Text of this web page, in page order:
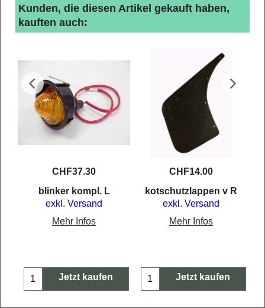
Kunden, die diesen Artikel gekauft haben,
kauften auch:
CHF37.30
blinker kompl. L
exkl. Versand
Mehr Infos
Jetzt kaufen
CHF14.00
kotschutzlappen v R
exkl. Versand
Mehr Infos
Jetzt kaufen